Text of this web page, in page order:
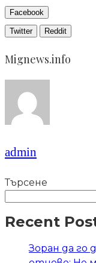
Facebook
Twitter Reddit
Mignews.info
admin
Търсене
Recent
Зоран да го